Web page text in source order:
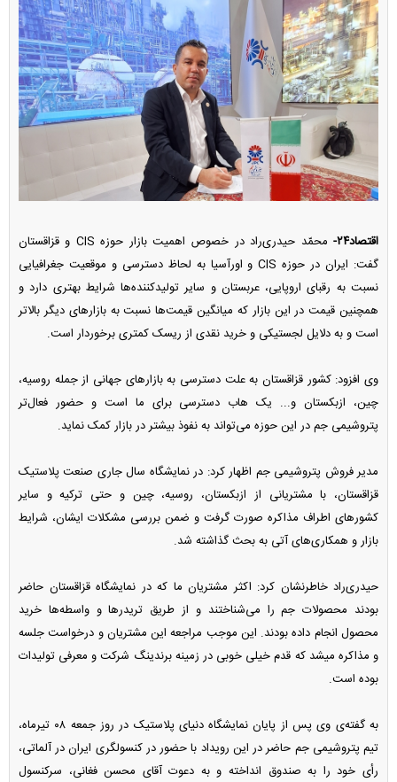
اقتصاد۲۴-
محمّد حیدری‌راد در خصوص اهمیت بازار حوزه CIS و قزاقستان
گفت: ایران در حوزه CIS و اورآسیا به لحاظ دسترسی و موقعیت جغرافیایی
نسبت به رقبای اروپایی، عربستان و سایر تولیدکننده‌ها شرایط بهتری دارد و
همچنین قیمت در این بازار که میانگین قیمت‌ها نسبت به بازار‌های دیگر بالاتر
است و به دلایل لجستیکی و خرید نقدی از ریسک کمتری برخوردار است.
وی افزود: کشور قزاقستان به علت دسترسی به بازار‌های جهانی از جمله روسیه،
چین، ازبکستان و... یک هاب دسترسی برای ما است و حضور فعال‌تر
پتروشیمی جم در این حوزه می‌تواند به نفوذ بیشتر در بازار کمک نماید.
مدیر فروش پتروشیمی جم اظهار کرد: در نمایشگاه سال جاری صنعت پلاستیک
قزاقستان، با مشتریانی از ازبکستان، روسیه، چین و حتی ترکیه و سایر
کشور‌های اطراف مذاکره صورت گرفت و ضمن بررسی مشکلات ایشان، شرایط
بازار و همکاری‌های آتی به بحث گذاشته شد.
حیدری‌راد خاطرنشان کرد: اکثر مشتریان ما که در نمایشگاه قزاقستان حاضر
بودند محصولات جم را می‌شناختند و از طریق تریدر‌ها و واسطه‌ها خرید
محصول انجام داده بودند. این موجب مراجعه این مشتریان و درخواست جلسه
و مذاکره میشد که قدم خیلی خوبی در زمینه برندینگ شرکت و معرفی تولیدات
بوده است.
به گفته‌ی وی پس از پایان نمایشگاه دنیای پلاستیک در روز جمعه ۰۸ تیرماه،
تیم پتروشیمی جم حاضر در این رویداد با حضور در کنسولگری ایران در آلماتی،
رأی خود را به صندوق انداخته و به دعوت آقای محسن فغانی، سرکنسول